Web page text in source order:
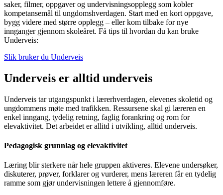
saker, filmer, oppgaver og undervisningsopplegg som kobler
kompetansemål til ungdomshverdagen. Start med en kort oppgave,
bygg videre med større opplegg – eller kom tilbake for nye
innganger gjennom skoleåret. Få tips til hvordan du kan bruke
Underveis:
Slik bruker du Underveis
Underveis er alltid underveis
Underveis tar utgangspunkt i lærerhverdagen, elevenes skoletid og
ungdommens møte med trafikken. Ressursene skal gi læreren en
enkel inngang, tydelig retning, faglig forankring og rom for
elevaktivitet. Det arbeidet er allitd i utvikling, alltid underveis.
Pedagogisk grunnlag og elevaktivitet
Læring blir sterkere når hele gruppen aktiveres. Elevene undersøker,
diskuterer, prøver, forklarer og vurderer, mens læreren får en tydelig
ramme som gjør undervisningen lettere å gjennomføre.